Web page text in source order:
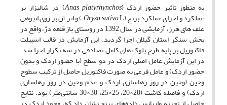
به منظور تاثیر حضور اردک (
Anas platyrhynchos ) در شالیزار بر
عملکرد و اجزای عملکرد برنج ( Oryza sativaL.) و اثر آن بر روی انبوهی
علف های هرز، آزمایشی در سال 1392 در روستای باز قلعه دژ، واقع در
بخش سنگر استان گیلان اجرا گردید. این آزمایش در قالب اسپیلت
فاکتوریل بر پایه طرح بلوک های کامل تصادفی در سه تکرار اجرا شد.
در این آزمایش عامل اصلی اردک در دو سطح (با حضور اردک و بدون
حضور اردک) و عامل فرعی به صورت فاکتوریل حاصل از ترکیب سطوح
وجین (وجین در روز رهاسازی اردک و عدم وجین در روز رهاسازی
اردک) و فاصله کاشت (20×20، 25×25، 30×30 سانتی‌متر) بود. نتایج